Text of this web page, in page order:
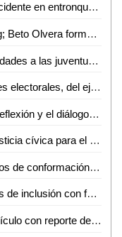
Camioneta invade paso y provoca accidente en entronque carretero
Jóvenes cambian las calles por el ring; Beto Olvera forma nueva generación de atletas en Valles
Gobierno estatal acerca más oportunidades a las juventudes de la región media
Habrá mesa de trabajo con autoridades electorales, del ejecutivo e instancias diversas sobre la reforma electoral en curso: Dip. Héctor Serrano Cortés
Radio y Televisión UASLP invita a la reflexión y el diálogo sobre la diversidad con la 6ª Jornada Radiofónica "Mes del Orgullo"
Se aprueba expedir la nueva ley de justicia cívica para el estado y municipios de San Luis Potosí
Ayuntamiento de Soledad inicia trabajos de conformación de segundo informe de gobierno
Soledad reafirma liderazgo en políticas de inclusión con feria nacional del empleo 2026
Agentes investigadores aseguran vehículo con reporte de robo en Tamazunchale